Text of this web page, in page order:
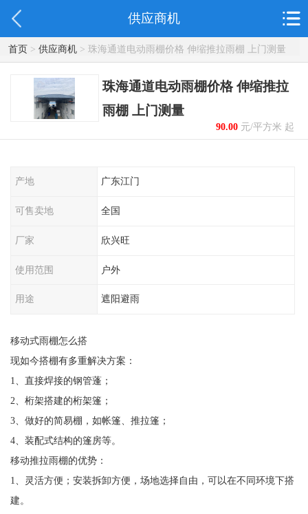
供应商机
首页> 供应商机> 珠海通道电动雨棚价格 伸缩推拉雨棚 上门测量
珠海通道电动雨棚价格 伸缩推拉
雨棚 上门测量
90.00元/平方米 起
产地 广东江门
可售卖地 全国
厂家 欣兴旺
使用范围 户外
用途 遮阳避雨
移动式雨棚怎么搭
现如今搭棚有多重解决方案：
1、直接焊接的钢管蓬；
2、桁架搭建的桁架篷；
3、做好的简易棚，如帐篷、推拉篷；
4、装配式结构的篷房等。
移动推拉雨棚的优势：
1、灵活方便；安装拆卸方便，场地选择自由，可以在不同环境下搭
建。